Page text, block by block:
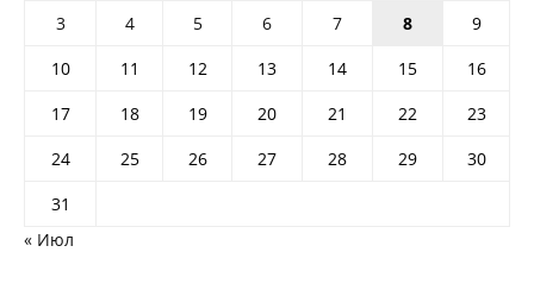
3
4 5 6 7 8
9
10
11 12 13 14 15
16
17
18 19 20 21 22
23
24
25 26 27 28 29
30
31
« Июл